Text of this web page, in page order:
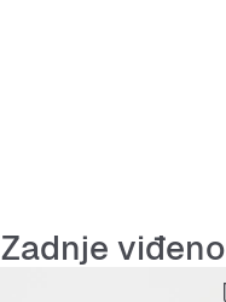
Zadnje viđeno